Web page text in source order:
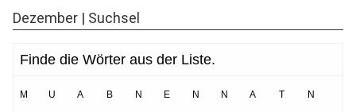
Dezember | Suchsel